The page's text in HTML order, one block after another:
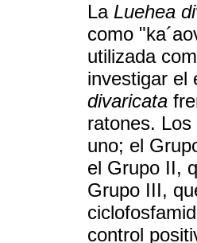
La Luehea
como
utilizada
investigar el
divaricata
ratones.
uno; el
el Grupo II,
Grupo III,
control